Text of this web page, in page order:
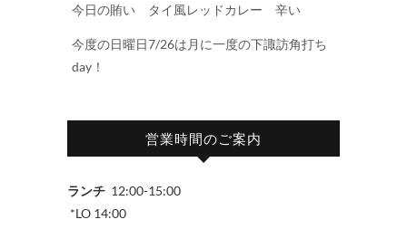
今日の賄い タイ風レッドカレー 辛い
今度の日曜日7/26は月に一度の下諏訪角打ち
day！
営業時間のご案内
ランチ 12:00-15:00
*LO 14:00